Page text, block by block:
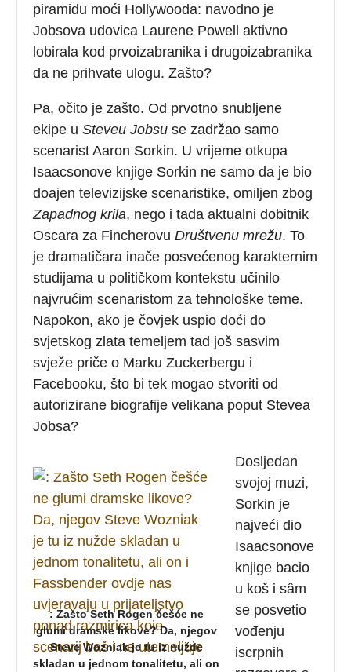
piramidu moći Hollywooda: navodno je
Jobsova udovica Laurene Powell aktivno
lobirala kod prvoizabranika i drugoizabranika
da ne prihvate ulogu. Zašto?
Pa, očito je zašto. Od prvotno snubljene
ekipe uSteveu Jobsu se zadržao samo
scenarist Aaron Sorkin. U vrijeme otkupa
Isaacsonove knjige Sorkin ne samo da je bio
doajen televizijske scenaristike, omiljen zbog
Zapadnog krila, nego i tada aktualni dobitnik
Oscara za FincherovuDruštvenu mrežu. To
je dramatičara inače posvećenog karakternim
studijama u političkom kontekstu učinilo
najvrućim scenaristom za tehnološke teme.
Napokon, ako je čovjek uspio doći do
svjetskog zlata temeljem tad još sasvim
svježe priče o Marku Zuckerbergu i
Facebooku, što bi tek mogao stvoriti od
autorizirane biografije velikana poput Stevea
Jobsa?
: Zašto Seth Rogen češće ne
glumi dramske likove? Da, njegov
Steve Wozniak je tu iz nužde
skladan u jednom tonalitetu, ali on
Dosljedan
svojoj muzi,
Sorkin je
najveći dio
Isaacsonove
knjige bacio
u koš i sâm
se posvetio
vođenju
iscrpnih